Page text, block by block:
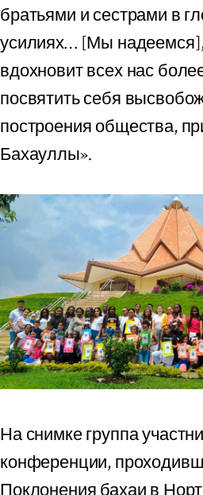
братьями и сестрами в
усилиях… [Мы надеемся],
вдохновит всех нас
посвятить себя
построения общества,
Бахауллы».
На снимке группа
конференции,